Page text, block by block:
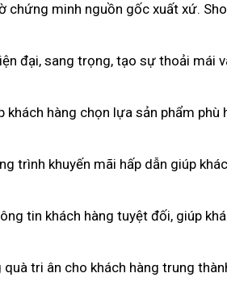
chứng minh nguồn gốc xuất xứ.
đại, sang trọng, tạo sự thoải mái
hàng chọn lựa sản phẩm phù
trình khuyến mãi hấp dẫn giúp
tin khách hàng tuyệt đối, giúp
tri ân cho khách hàng trung